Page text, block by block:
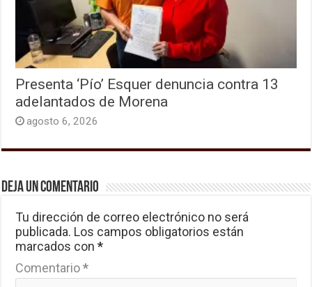
Presenta ‘Pío’ Esquer denuncia contra 13
adelantados de Morena
agosto 6, 2026
Deja un comentario
Tu dirección de correo electrónico no será
publicada. Los campos obligatorios están
marcados con*
Comentario*